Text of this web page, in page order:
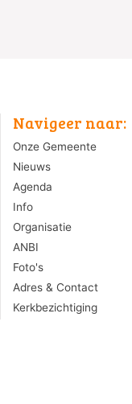
Navigeer naar:
Onze Gemeente
Nieuws
Agenda
Info
Organisatie
ANBI
Foto's
Adres & Contact
Kerkbezichtiging